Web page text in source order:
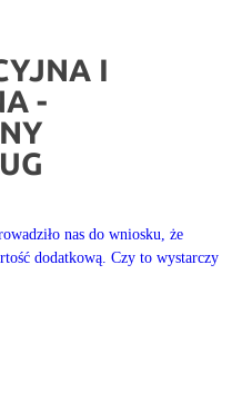
I
-
nas do wniosku, że
dodatkową. Czy to wystarczy